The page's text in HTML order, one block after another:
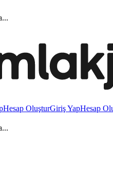
Hesap OluşturGiriş YapHesap